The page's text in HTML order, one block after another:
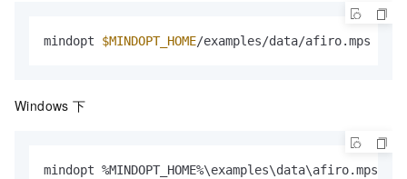
mindopt $MINDOPT_HOME/examples/data/afiro.mps
Windows 下
mindopt %MINDOPT_HOME%\examples\data\afiro.mps